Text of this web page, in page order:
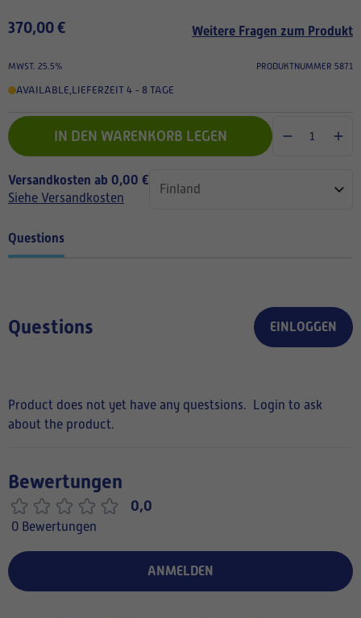
370,00 € Weitere Fragen zum Produkt
MWST. 25.5% PRODUKTNUMMER 5871
AVAILABLE,LIEFERZEIT 4 - 8 TAGE
IN DEN WARENKORB LEGEN
Versandkosten ab 0,00 €
Siehe Versandkosten
Questions
Questions EINLOGGEN
Product does not yet have any questsions.
Login to ask
about the product.
Bewertungen
0,0
0 Bewertungen
ANMELDEN